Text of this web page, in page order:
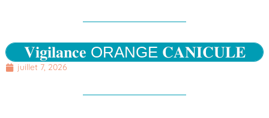
𝐕𝐢𝐠𝐢𝐥𝐚𝐧𝐜𝐞 ORANGE 𝐂𝐀𝐍𝐈𝐂𝐔𝐋𝐄
juillet 7, 2026